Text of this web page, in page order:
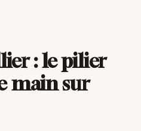
: le pilier
main sur